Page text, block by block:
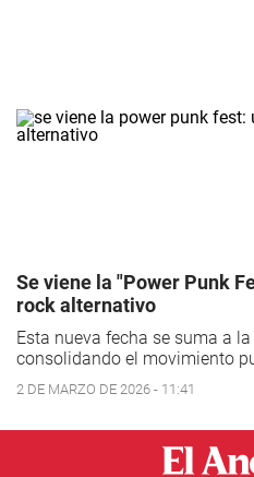
Se viene la "Power Punk
rock alternativo
Esta nueva fecha se suma a
consolidando el movimiento
2 DE MARZO DE 2026 - 11:41